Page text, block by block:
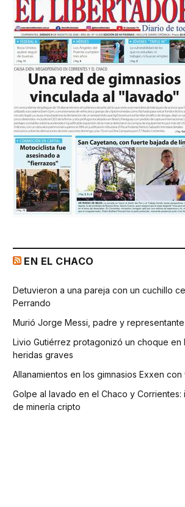
EN EL CHACO
Detuvieron a una pareja con un cuchillo
Perrando
Murió Jorge Messi, padre y
Livio Gutiérrez protagonizó un choque en
heridas graves
Allanamientos en los gimnasios Exxen
Golpe al lavado en el Chaco y Corrientes:
de minería cripto